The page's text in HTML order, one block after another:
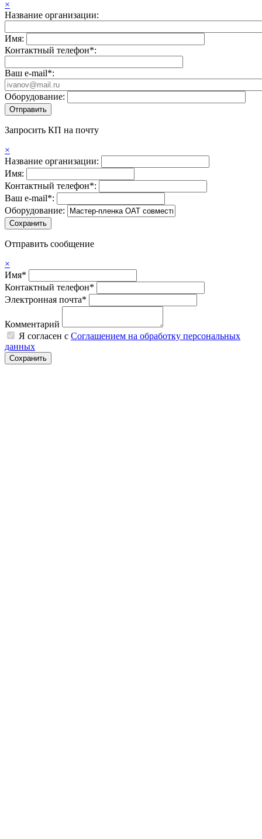
×
Название организации:
Имя:
Контактный телефон*:
Ваш e-mail*:
Оборудование:
Запросить КП на почту
×
Название организации:
Имя:
Контактный телефон*:
Ваш e-mail*:
Оборудование:
Отправить сообщение
×
Имя*
Контактный телефон*
Электронная почта*
Комментарий
Я согласен с Соглашением на обработку персональных
данных